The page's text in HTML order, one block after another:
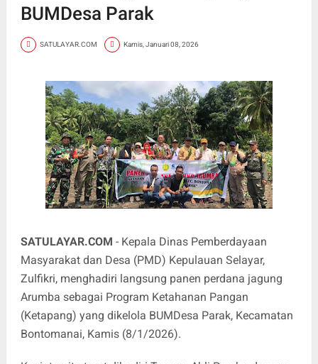
BUMDesa Parak
SATULAYAR.COM Kamis, Januari 08, 2026
SATULAYAR.COM - Kepala Dinas Pemberdayaan
Masyarakat dan Desa (PMD) Kepulauan Selayar,
Zulfikri, menghadiri langsung panen perdana jagung
Arumba sebagai Program Ketahanan Pangan
(Ketapang) yang dikelola BUMDesa Parak, Kecamatan
Bontomanai, Kamis (8/1/2026).